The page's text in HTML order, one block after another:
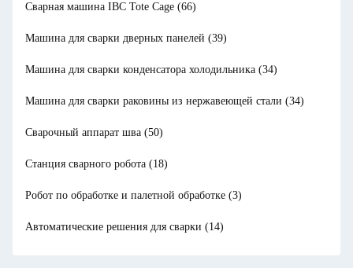
Сварная машина IBC Tote Cage (66)
Машина для сварки дверных панелей (39)
Машина для сварки конденсатора холодильника (34)
Машина для сварки раковины из нержавеющей стали (34)
Сварочный аппарат шва (50)
Станция сварного робота (18)
Робот по обработке и палетной обработке (3)
Автоматические решения для сварки (14)